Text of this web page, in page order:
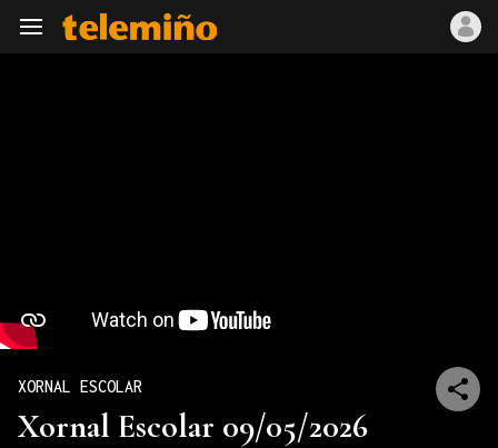
Navegación
XORNAL ESCOLAR
Xornal Escolar 09/05/2026